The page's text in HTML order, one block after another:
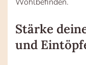
Stärke
und